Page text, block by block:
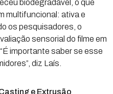
biodegradável, o que
multifuncional: ativa e
os pesquisadores, o
sensorial do filme em
importante saber se esse
diz Laís.
e Extrusão